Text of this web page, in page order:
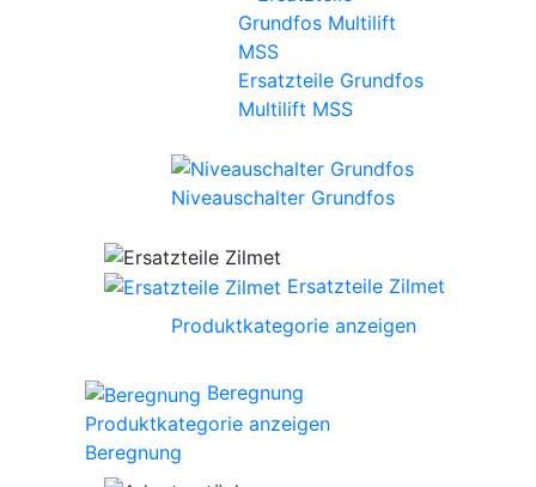
Ersatzteile Grundfos
Multilift MSS
Niveauschalter Grundfos
Ersatzteile Zilmet
Produktkategorie anzeigen
Beregnung
Produktkategorie anzeigen
Beregnung